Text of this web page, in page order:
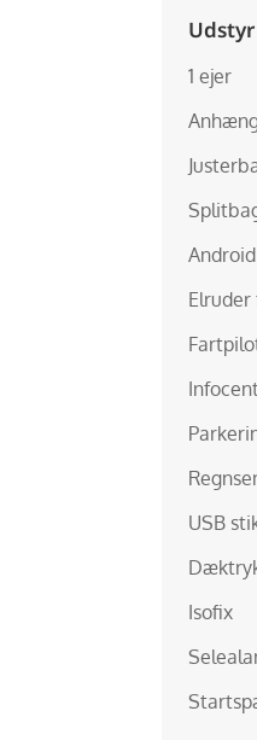
Udstyr
1 ejer
Elruder
USB
Isofix